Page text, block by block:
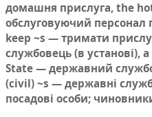
домашня прислуга, the
обслуговуючий персонал
keep ~s — тримати
службовець (в установі),
State — державний
(civil) ~s — державні
посадові особи;